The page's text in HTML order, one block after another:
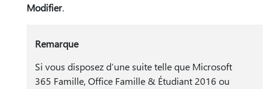
Modifier.
Remarque
Si vous disposez d’une suite telle que Microsoft
365 Famille, Office Famille & Étudiant 2016 ou